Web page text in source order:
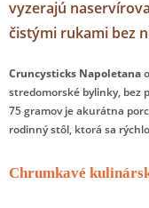
vyzerajú
čistými rukami bez
Cruncysticks Napoletana
stredomorské bylinky, bez
75 gramov je akurátna
rodinný stôl, ktorá sa
Chrumkavé